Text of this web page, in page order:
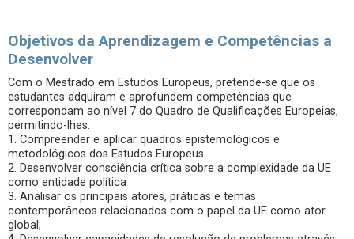
Objetivos da Aprendizagem e Competências a
Desenvolver
Com o Mestrado em Estudos Europeus, pretende-se que os
estudantes adquiram e aprofundem competências que
correspondam ao nível 7 do Quadro de Qualificações Europeias,
permitindo-lhes:
1. Compreender e aplicar quadros epistemológicos e
metodológicos dos Estudos Europeus
2. Desenvolver consciência crítica sobre a complexidade da UE
como entidade política
3. Analisar os principais atores, práticas e temas
contemporâneos relacionados com o papel da UE como ator
global;